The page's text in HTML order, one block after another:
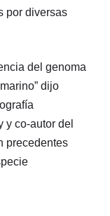
por diversas
del genoma
dijo
y co-autor del
precedentes